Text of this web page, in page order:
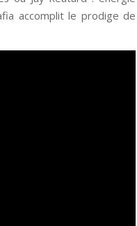
accomplit le prodige de